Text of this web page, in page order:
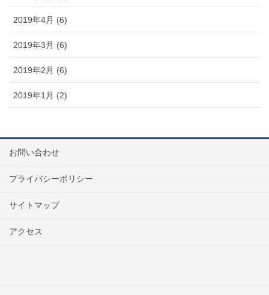
2019年4月 (6)
2019年3月 (6)
2019年2月 (6)
2019年1月 (2)
お問い合わせ
プライバシーポリシー
サイトマップ
アクセス